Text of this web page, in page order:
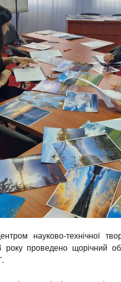
науково-технічної
проведено щорічний